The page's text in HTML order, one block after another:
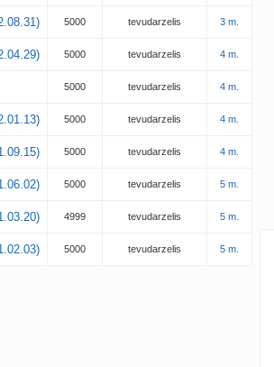
5000 tevudarzelis 3 m.
5000 tevudarzelis 4 m.
5000 tevudarzelis 4 m.
5000 tevudarzelis 4 m.
5000 tevudarzelis 4 m.
5000 tevudarzelis 5 m.
4999 tevudarzelis 5 m.
5000 tevudarzelis 5 m.